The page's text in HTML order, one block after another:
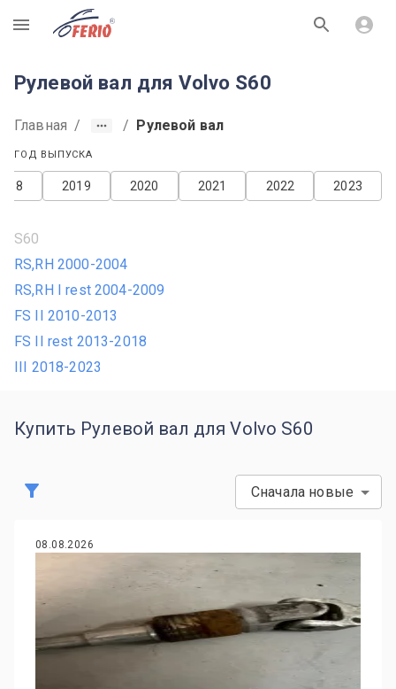
R
Рулевой вал для Volvo S60
Главная / / Рулевой вал
ГОД ВЫПУСКА
2023
2022
2021
2020
2019
S60
RS,RH 2000-2004
RS,RH I rest 2004-2009
FS II 2010-2013
FS II rest 2013-2018
III 2018-2023
Купить Рулевой вал для Volvo S60
Сначала новые
08.08.2026